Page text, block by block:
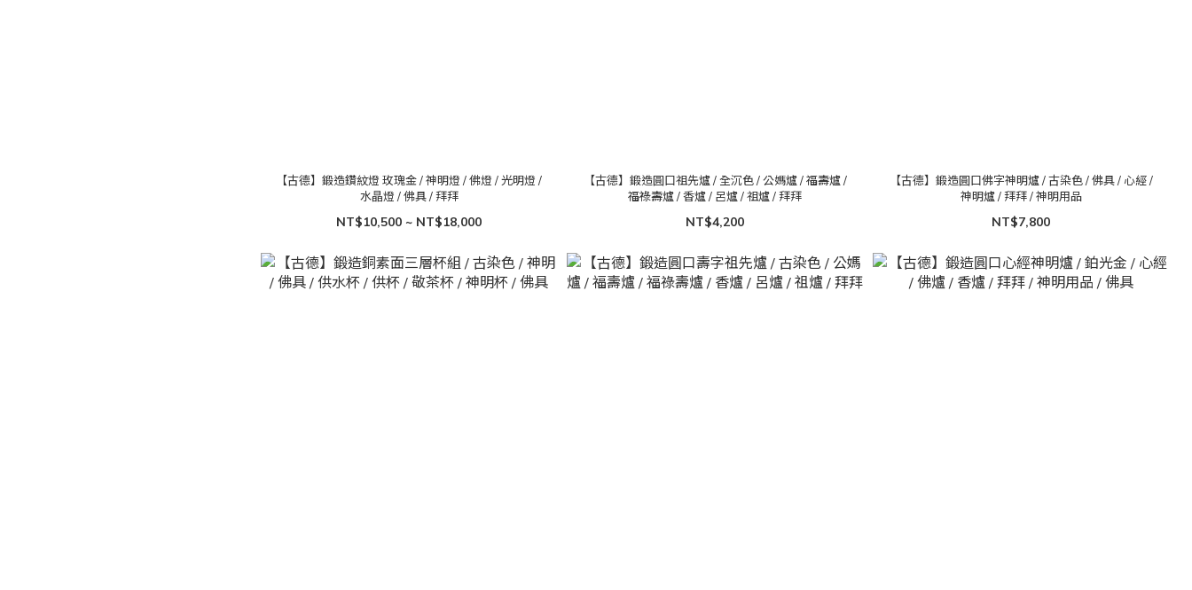
【古德】鍛造鑽紋燈 玫瑰金 / 神明燈 / 佛燈 / 光明燈 /
水晶燈 / 佛具 / 拜拜
NT$10,500 ~ NT$18,000
【古德】鍛造圓口祖先爐 / 全沉色 / 公媽爐 / 福壽爐 /
福祿壽爐 / 香爐 / 呂爐 / 祖爐 / 拜拜
NT$4,200
【古德】鍛造圓口佛字神明爐 / 古染色 / 佛具 / 心經 /
神明爐 / 拜拜 / 神明用品
NT$7,800